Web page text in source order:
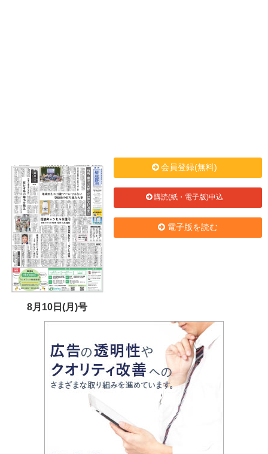
8月10日(月)号
会員登録(無料)
購読(紙・電子版)申込
電子版を読む